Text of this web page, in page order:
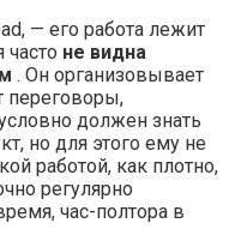
— его работа лежит
часто не видна
. Он организовывает
переговоры,
должен знать
но для этого ему не
работой, как плотно,
регулярно
час-полтора в